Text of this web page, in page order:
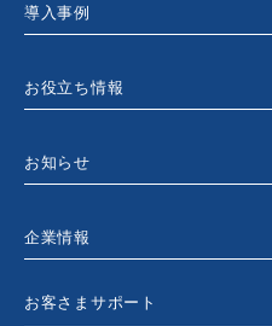
導入事例
お役立ち情報
お知らせ
企業情報
お客さまサポート